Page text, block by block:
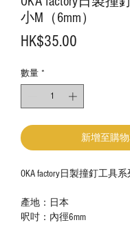
小M（6mm）
HK$35.00
數量 *
新增至購
OKA factory日製撞釘工具系
產地：日本
呎吋：內徑6mm